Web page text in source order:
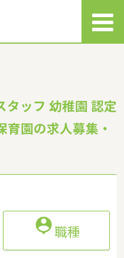
タッフ 幼稚園 認定
育園の求人募集・
職種